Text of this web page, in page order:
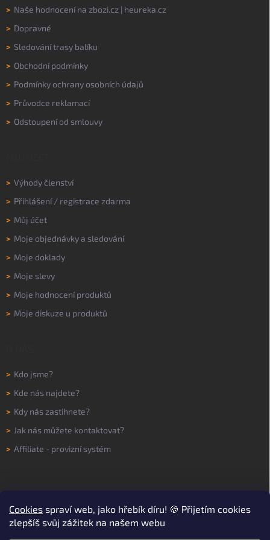
Cookies spraví web, jako hřebík díru! 🍪 Přijetím cookies
zlepšíš svůj zážitek na našem webu
> Naše hodnocení na zbozi.cz | heureka.cz
> Dopravné
> Sledování trasy balíku
> Obchodní podmínky
> Podmínky ochrany osobních údajů
> Průvodce reklamací
> Odstoupení od smlouvy
> Výhody členství
> Přihlášení/ registrace zdarma
> Můj účet
> Moje objednávky a sledování
> Moje doklady
> Moje slevy
> Moje hodnocení produktů
> Moje diskuze u produktů
> Kdo jsme?
> Kde nás najdete?
> Kdy nás zastihnete?
> Jak nás můžete kontaktovat?
> Affiliate - provizní systém